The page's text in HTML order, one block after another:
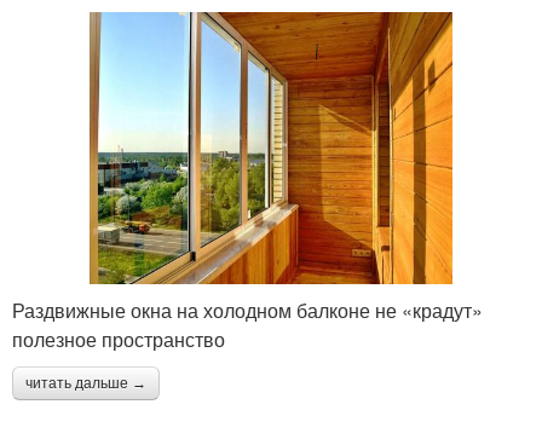
Раздвижные окна на холодном балконе не «крадут»
полезное пространство
читать дальше →